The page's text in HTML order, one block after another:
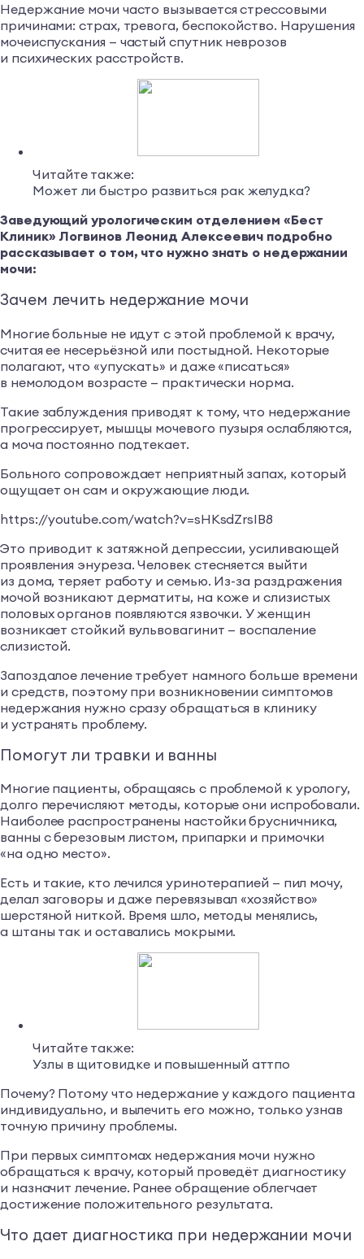
Недержание мочи часто вызывается стрессовыми
причинами: страх, тревога, беспокойство. Нарушения
мочеиспускания — частый спутник неврозов
и психических расстройств.
Читайте также:
Может ли быстро развиться рак желудка?
Заведующий урологическим отделением «Бест
Клиник» Логвинов Леонид Алексеевич подробно
рассказывает о том, что нужно знать о недержании
мочи:
Зачем лечить недержание мочи
Многие больные не идут с этой проблемой к врачу,
считая ее несерьёзной или постыдной. Некоторые
полагают, что «упускать» и даже «писаться»
в немолодом возрасте — практически норма.
Такие заблуждения приводят к тому, что недержание
прогрессирует, мышцы мочевого пузыря ослабляются,
а моча постоянно подтекает.
Больного сопровождает неприятный запах, который
ощущает он сам и окружающие люди.
https://youtube.com/watch?v=sHKsdZrsIB8
Это приводит к затяжной депрессии, усиливающей
проявления энуреза. Человек стесняется выйти
из дома, теряет работу и семью. Из-за раздражения
мочой возникают дерматиты, на коже и слизистых
половых органов появляются язвочки. У женщин
возникает стойкий вульвовагинит — воспаление
слизистой.
Запоздалое лечение требует намного больше времени
и средств, поэтому при возникновении симптомов
недержания нужно сразу обращаться в клинику
и устранять проблему.
Помогут ли травки и ванны
Многие пациенты, обращаясь с проблемой к урологу,
долго перечисляют методы, которые они испробовали.
Наиболее распространены настойки брусничника,
ванны с березовым листом, припарки и примочки
«на одно место».
Есть и такие, кто лечился уринотерапией — пил мочу,
делал заговоры и даже перевязывал «хозяйство»
шерстяной ниткой. Время шло, методы менялись,
а штаны так и оставались мокрыми.
Читайте также:
Узлы в щитовидке и повышенный аттпо
Почему? Потому что недержание у каждого пациента
индивидуально, и вылечить его можно, только узнав
точную причину проблемы.
При первых симптомах недержания мочи нужно
обращаться к врачу, который проведёт диагностику
и назначит лечение. Ранее обращение облегчает
достижение положительного результата.
Что дает диагностика при недержании мочи